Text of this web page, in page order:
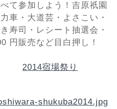
て参加しよう！吉原祇園
車・大道芸・よさこい・
寿司・レシート抽選会・
円販売など目白押し！